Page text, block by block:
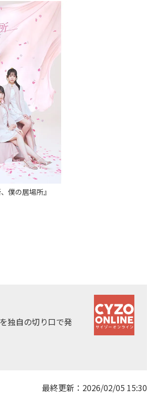
僕の居場所』
独自の切り口で発
最終更新： 2026/02/05 15:30